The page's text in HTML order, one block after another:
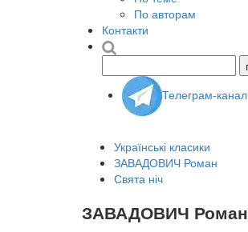
По авторам
Контакти
Телеграм-канал
Українські класики
ЗАВАДОВИЧ Роман
Свята ніч
ЗАВАДОВИЧ Роман